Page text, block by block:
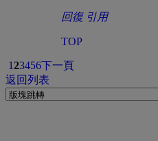
回復 引用
TOP
123456下一頁
返回列表